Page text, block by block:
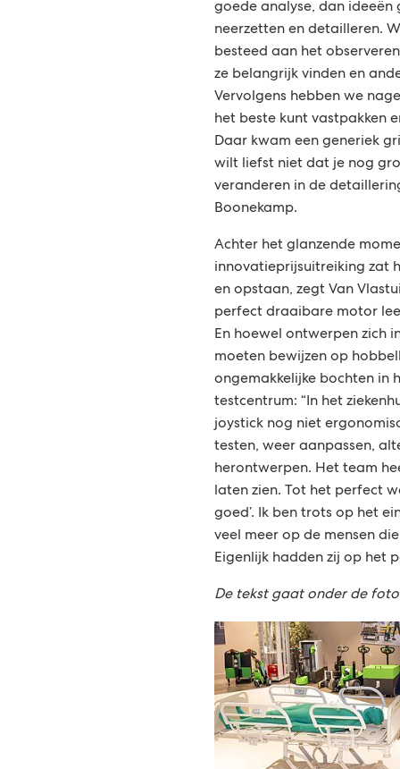
goede analyse, dan ideeën
neerzetten en detailleren.
besteed aan het
ze belangrijk vinden en
Vervolgens hebben we
het beste kunt vastpakken
Daar kwam een generiek
wilt liefst niet dat je nog
veranderen in de
Boonekamp.
Achter het glanzende
innovatieprijsuitreiking zat
en opstaan, zegt Van
perfect draaibare motor
En hoewel ontwerpen zich
moeten bewijzen op
ongemakkelijke bochten in
testcentrum: “In het
joystick nog niet
testen, weer aanpassen,
herontwerpen. Het team
laten zien. Tot het perfect
goed’. Ik ben trots op het
veel meer op de mensen
Eigenlijk hadden zij op het
De tekst gaat onder de